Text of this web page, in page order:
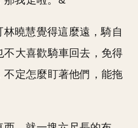
曉慧覺得這麼遠，騎自
不大喜歡騎車回去，免得
定怎麼盯著他們，能拖